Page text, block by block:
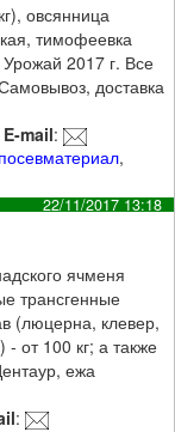
овсянница
тимофеевка
Урожай 2017 г. Все
доставка
E-mail:
посевматериал,
22/11/2017 13:18
ячменя
трансгенные
(люцерна, клевер,
- от 100 кг; а также
ежа
: